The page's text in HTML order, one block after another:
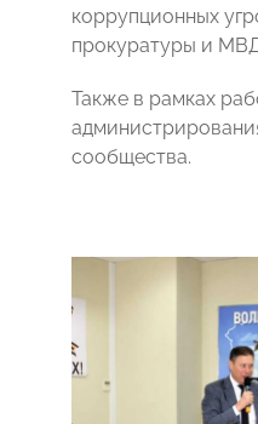
коррупционных
прокуратуры и
Также в рамках
сообщества.